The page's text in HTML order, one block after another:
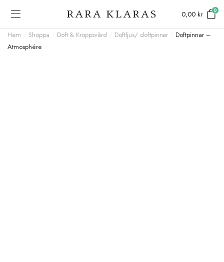
0,00kr 0
Hem Shoppa Doft & Kroppsvård Doftljus/ doftpinnar /Doftpinnar –
Atmosphére